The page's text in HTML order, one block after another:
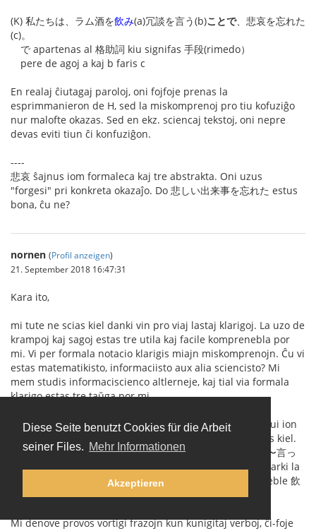
Diese Seite benutzt Cookies für die Arbeit
seiner Files. Mehr Informationen
Akzeptieren
(K) 私たちは、ラム酒を飲み(a)冗談を言う(b)ことで、悲哀を忘れた
(c)。
で apartenas al 格助詞 kiu signifas 手段(rimedo）
pere de agoj a kaj b faris c
En realaj ĉiutagaj paroloj, oni fojfoje prenas la
esprimmanieron de H, sed la miskomprenoj pro tiu kofuziĝo
nur malofte okazas. Sed en ekz. sciencaj tekstoj, oni nepre
devas eviti tiun ĉi konfuziĝon.
----
悲哀 ŝajnus iom formaleca kaj tre abstrakta. Oni uzus
"forgesi" pri konkreta okazaĵo. Do 悲しい出来事を忘れた estus
bona, ĉu ne?
nornen (Profil anzeigen)
21. September 2018 16:47:31
Kara ito,
mi tute ne scias kiel danki vin pro viaj lastaj klarigoj. La uzo de
krampoj kaj sagoj estas tre utila kaj facile komprenebla por
mi. Vi per formala notacio klarigis miajn miskomprenojn. Ĉu vi
estas matematikisto, informaciisto aux alia sciencisto? Mi
mem studis informaciscienco altlerneje, kaj tial via formala
klarigo estas tre taŭga por mi.
Mi jam vidis mian eraron (bildo 1 ). Mi fakte celis konstrui ion
), tamen mi ne sciis kiel.
Mi ankaŭ komprenas la eblan dusencecon de (H) (飲み〜言っ
), tamen eble parolante oni povas marki la
intencitan signifcon per paŭzado aŭ intonacio, ĉu? Ĉu eble 飲
み言ってーー忘れた kontraŭ 飲みーー言って忘れた?
Mi denove provos vortigi frazojn kun kunigitaj verboj, ĉi-foje